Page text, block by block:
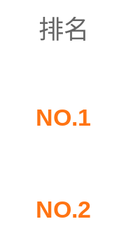
排名
NO.1
NO.2